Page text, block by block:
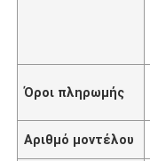
Όροι πληρωμής
Αριθμό μοντέλου